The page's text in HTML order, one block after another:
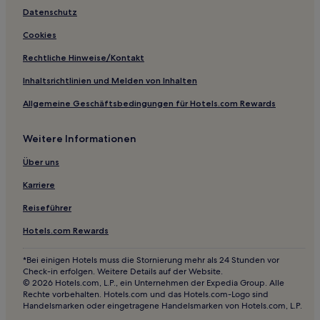
Familien in Île-de-France
Luxus in Île-de-France
Familien nahe Rue Crémieux
Familien nahe Grands Boulevards
Haustierfreundliche in Paris
Business in Métropole du Grand Paris
Hotels mit Parkplatz in Métropole du Grand Paris
Lgbtqia-Freundliche in 14. Arrondissement
Familien in 14. Arrondissement
Familien in Vanves
Familien in Quartier Latin
Hotels mit Fitnessbereich in Quartier Latin
Lgbtqia-Freundliche in Quartier Latin
Datenschutz
Cookies
Rechtliche Hinweise/Kontakt
Inhaltsrichtlinien und Melden von Inhalten
Allgemeine Geschäftsbedingungen für Hotels.com Rewards
Weitere Informationen
Über uns
Karriere
Reiseführer
Hotels.com Rewards
*Bei einigen Hotels muss die Stornierung mehr als 24 Stunden vor
Check-in erfolgen. Weitere Details auf der Website.
© 2026 Hotels.com, L.P., ein Unternehmen der Expedia Group. Alle
Rechte vorbehalten. Hotels.com und das Hotels.com-Logo sind
Handelsmarken oder eingetragene Handelsmarken von Hotels.com, L.P.